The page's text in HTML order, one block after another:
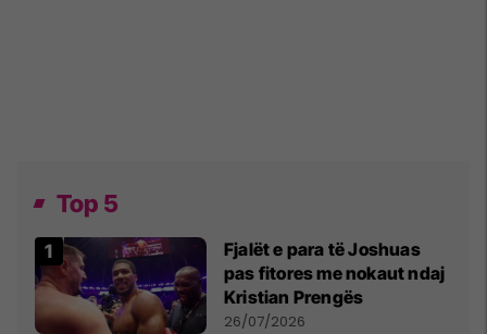
Top 5
Fjalët e para të Joshuas
pas fitores me nokaut ndaj
Kristian Prengës
26/07/2026